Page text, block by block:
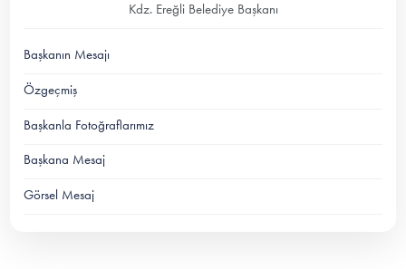
Kdz. Ereğli Belediye Başkanı
Başkanın Mesajı
Özgeçmiş
Başkanla Fotoğraflarımız
Başkana Mesaj
Görsel Mesaj